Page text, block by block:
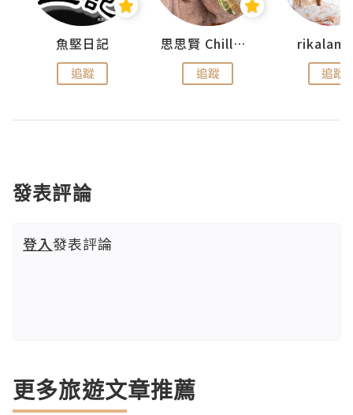
魚堅日記
追蹤
思思賢 ChillMyBabe
追蹤 追蹤
發表評論
登入發表評論
更多旅遊文章推薦